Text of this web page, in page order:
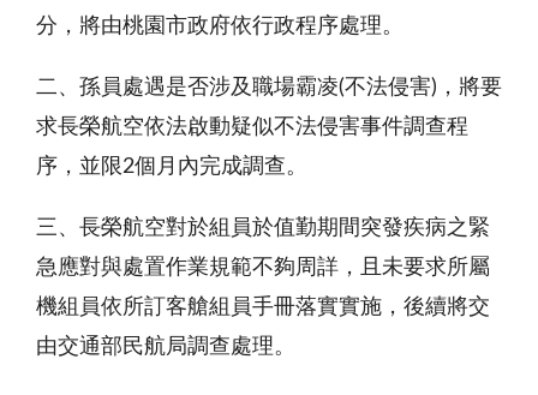
分，將由桃園市政府依行政程序處理。
二、孫員處遇是否涉及職場霸凌(不法侵害)，將要
求長榮航空依法啟動疑似不法侵害事件調查程
序，並限2個月內完成調查。
三、長榮航空對於組員於值勤期間突發疾病之緊
急應對與處置作業規範不夠周詳，且未要求所屬
機組員依所訂客艙組員手冊落實實施，後續將交
由交通部民航局調查處理。